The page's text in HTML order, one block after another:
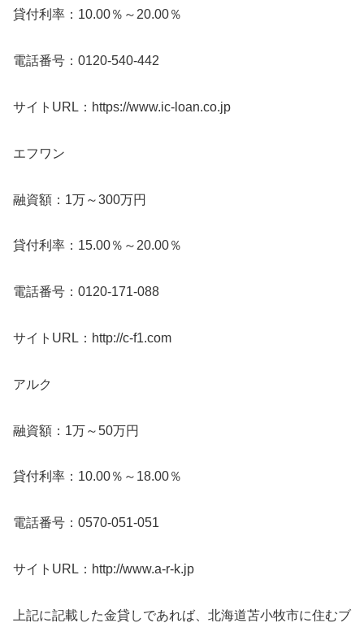
貸付利率：10.00％～20.00％
電話番号：0120-540-442
サイトURL：https://www.ic-loan.co.jp
エフワン
融資額：1万～300万円
貸付利率：15.00％～20.00％
電話番号：0120-171-088
サイトURL：http://c-f1.com
アルク
融資額：1万～50万円
貸付利率：10.00％～18.00％
電話番号：0570-051-051
サイトURL：http://www.a-r-k.jp
上記に記載した金貸しであれば、北海道苫小牧市に住むブ